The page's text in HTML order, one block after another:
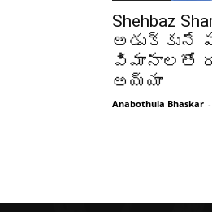
Shehbaz
అడుక్కునే
విమానాలతో
అయ్యా
Anabothula Bhaskar -